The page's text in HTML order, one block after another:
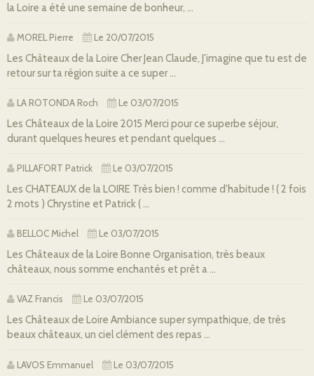
la Loire a été une semaine de bonheur, ...
MOREL Pierre Le 20/07/2015
Les Châteaux de la Loire Cher Jean Claude, J'imagine que tu est de
retour sur ta région suite a ce super ...
LA ROTONDA Roch Le 03/07/2015
Les Châteaux de la Loire 2015 Merci pour ce superbe séjour,
durant quelques heures et pendant quelques ...
PILLAFORT Patrick Le 03/07/2015
Les CHATEAUX de la LOIRE Très bien ! comme d'habitude ! ( 2 fois
2 mots ) Chrystine et Patrick ( ...
BELLOC Michel Le 03/07/2015
Les Châteaux de la Loire Bonne Organisation, très beaux
châteaux, nous somme enchantés et prêt a ...
VAZ Francis Le 03/07/2015
Les Châteaux de Loire Ambiance super sympathique, de très
beaux châteaux, un ciel clément des repas ...
LAVOS Emmanuel Le 03/07/2015